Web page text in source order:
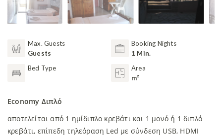
Max. Guests
Guests
Booking Nights
1 Min.
Bed Type
Area
m²
Economy Διπλό
αποτελείται από 1 ημίδιπλο κρεβάτι και 1 μονό ή 1 διπλό
κρεβάτι, επίπεδη τηλεόραση Led με σύνδεση USB, HDMI